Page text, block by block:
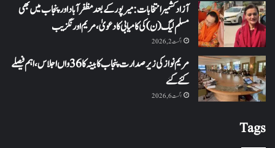
آزاد کشمیر انتخابات: میرپور کے بعد مظفرآباد اور پنجاب میں بھی
مسلم لیگ (ن) کی کامیابی کا دعویٰ، مریم اورنگزیب
اگست 2, 2026
مریم نواز کی زیر صدارت پنجاب کابینہ کا 36واں اجلاس،اہم فیصلے
کئے گئے
اگست 6, 2026
Tags